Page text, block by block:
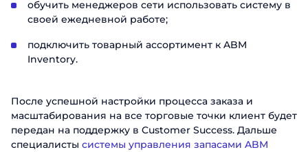
обучить менеджеров сети использовать систему в
своей ежедневной работе;
подключить товарный ассортимент к ABM
Inventory.
После успешной настройки процесса заказа и
масштабирования на все торговые точки клиент будет
передан на поддержку в Customer Success. Дальше
специалисты системы управления запасами ABM